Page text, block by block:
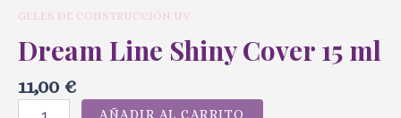
GELES DE CONSTRUCCIÓN UV
Dream Line Shiny Cover 15 ml
11,00 €
AÑADIR AL CARRITO